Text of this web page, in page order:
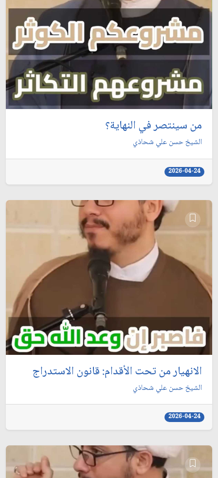
من سينتصر في النهاية؟
الشيخ حسن علي شحاذي
2026-04-24
الانهيار من تحت الأقدام: قانون الاستدراج
الشيخ حسن علي شحاذي
2026-04-24